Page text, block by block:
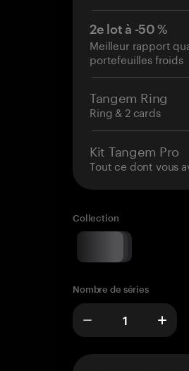
2e lot à -50 %
Meilleur rapport
portefeuilles froids
Tangem Ring
Ring & 2 cards
Kit Tangem Pro
Tout ce dont vous
Collection
Nombre de séries